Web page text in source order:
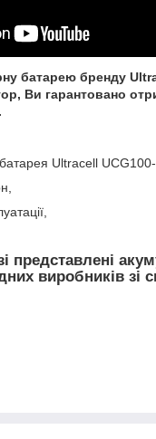
батарею бренду
Ви гарантовано
Ultracell UCG100-
представлені
виробників зі